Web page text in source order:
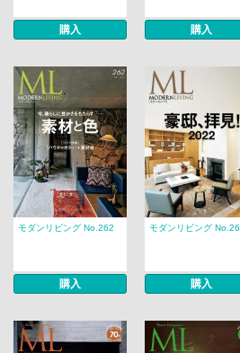
購入 購入
モダンリビング No.262
購入
モダンリビング
購入